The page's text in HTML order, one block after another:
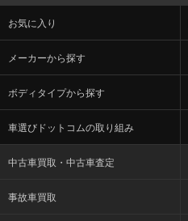
お気に入り
メーカーから探す
ボディタイプから探す
車選びドットコムの取り組み
中古車買取・中古車査定
事故車買取